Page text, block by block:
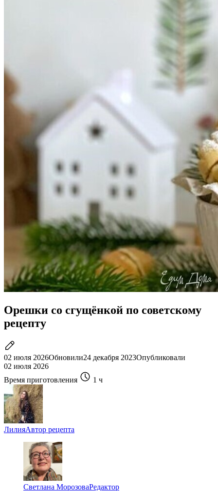
Орешки со сгущёнкой по советскому
рецепту
02 июля 2026Обновили24 декабря 2023Опубликовали
02 июля 2026
Время приготовления
1 ч
ЛилияАвтор рецепта
Светлана МорозоваРедактор